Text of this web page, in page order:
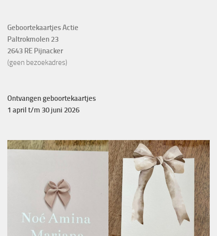
Geboortekaartjes Actie
Paltrokmolen 23
2643 RE Pijnacker
(geen bezoekadres)
Ontvangen geboortekaartjes
1 april t/m 30 juni 2026